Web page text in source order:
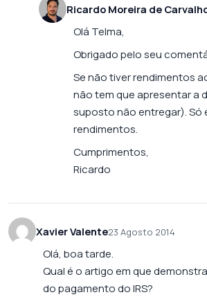
Ricardo Moreira de
Olá Telma,
Obrigado pelo seu
Se não tiver rendimentos
não tem que apresentar a
suposto não entregar). Só
rendimentos.
Cumprimentos,
Ricardo
Xavier Valente23 Agosto 2014
Olá, boa tarde.
Qual é o artigo em que
do pagamento do IRS?